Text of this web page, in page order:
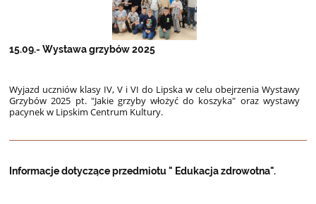
15.09.- Wystawa grzybów 2025
Wyjazd uczniów klasy IV, V i VI do Lipska w celu obejrzenia Wystawy
Grzybów 2025 pt. "Jakie grzyby włożyć do koszyka" oraz wystawy
pacynek w Lipskim Centrum Kultury.
Informacje dotyczące przedmiotu " Edukacja zdrowotna".